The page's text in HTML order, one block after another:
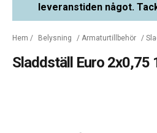
leveranstiden något.
Hem / Belysning / Armaturtillbehör /
Sladdställ Euro 2x0,75